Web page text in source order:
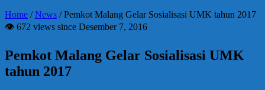
Home /News /Pemkot Malang Gelar Sosialisasi UMK tahun 2017
👁 672 views since Desember 7, 2016
Pemkot Malang Gelar Sosialisasi UMK
tahun 2017